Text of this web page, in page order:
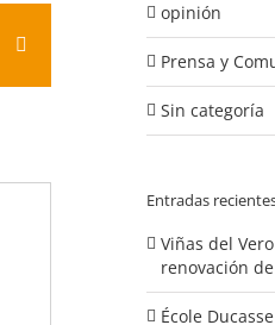
opinión
Prensa y
Sin categoría
Entradas
Viñas del
renovación
École